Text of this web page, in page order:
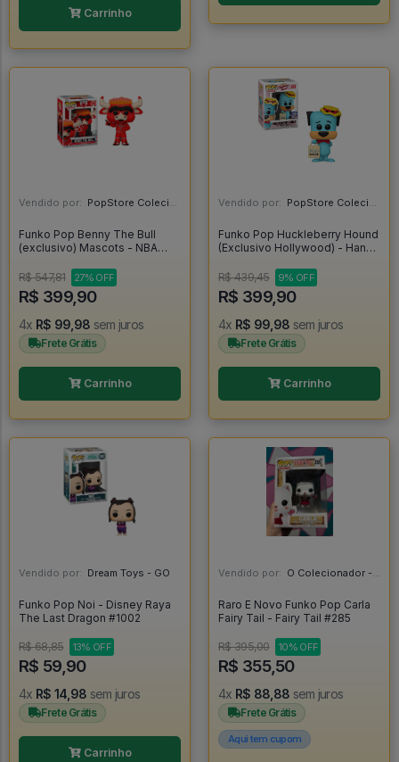
Carrinho
Vendido por: PopStore Colecionáveis - MG
Funko Pop Benny The Bull
(exclusivo) Mascots - NBA
R$ 547,81
27% OFF
R$ 399,90
4x R$ 99,98 sem juros
Frete Grátis
Carrinho
Vendido por: PopStore Colecionáveis - MG
Funko Pop Huckleberry Hound
(Exclusivo Hollywood) - Hanna
#678
R$ 439,45 9% OFF
R$ 399,90
4x R$ 99,98 sem juros
Frete Grátis
Carrinho
Vendido por: Dream Toys - GO
Funko Pop Noi - Disney Raya
The Last Dragon #1002
R$ 68,85 13% OFF
R$ 59,90
4x R$ 14,98 sem juros
Frete Grátis
Carrinho
Vendido por: O Colecionador - SP
Raro E Novo Funko Pop Carla
Fairy Tail - Fairy Tail #285
R$ 395,00 10% OFF
R$ 355,50
4x R$ 88,88 sem juros
Frete Grátis
Aqui tem cupom